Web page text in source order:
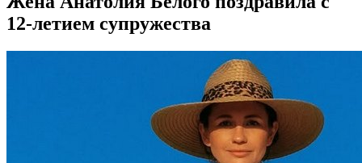
12-летием супружества